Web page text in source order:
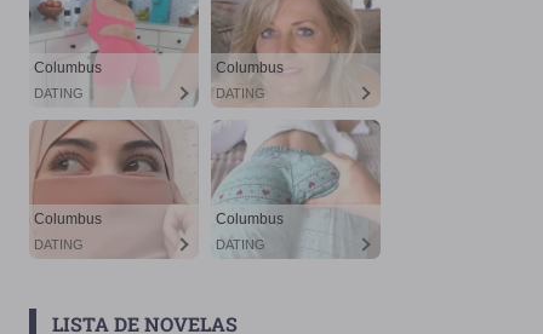
LISTA DE NOVELAS